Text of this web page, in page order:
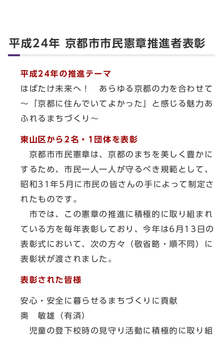
平成24年 京都市市民憲章推進者表彰
平成24年の推進テーマ
はばたけ未来へ！ あらゆる京都の力を合わせて
～「京都に住んでいてよかった」と感じる魅力あ
ふれるまちづくり～
東山区から2名・1団体を表彰
京都市市民憲章は、京都のまちを美しく豊かに
するため、市民一人一人が守るべき規範として、
昭和31年5月に市民の皆さんの手によって制定さ
れたものです。
市では、この憲章の推進に積極的に取り組まれ
ている方を毎年表彰しており、今年は6月13日の
表彰式において、次の方々（敬省略・順不同）に
表彰状が渡されました。
表彰された皆様
安心・安全に暮らせるまちづくりに貢献
奥 敏雄（有済）
児童の登下校時の見守り活動に積極的に取り組